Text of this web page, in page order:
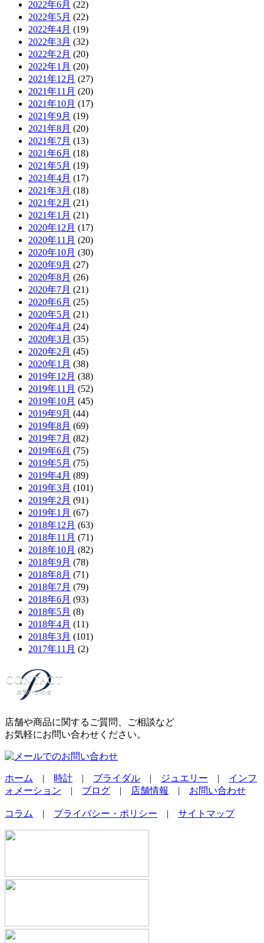
2022年6月 (22)
2022年5月 (22)
2022年4月 (19)
2022年3月 (32)
2022年2月 (20)
2022年1月 (20)
2021年12月 (27)
2021年11月 (20)
2021年10月 (17)
2021年9月 (19)
2021年8月 (20)
2021年7月 (13)
2021年6月 (18)
2021年5月 (19)
2021年4月 (17)
2021年3月 (18)
2021年2月 (21)
2021年1月 (21)
2020年12月 (17)
2020年11月 (20)
2020年10月 (30)
2020年9月 (27)
2020年8月 (26)
2020年7月 (21)
2020年6月 (25)
2020年5月 (21)
2020年4月 (24)
2020年3月 (35)
2020年2月 (45)
2020年1月 (38)
2019年12月 (38)
2019年11月 (52)
2019年10月 (45)
2019年9月 (44)
2019年8月 (69)
2019年7月 (82)
2019年6月 (75)
2019年5月 (75)
2019年4月 (89)
2019年3月 (101)
2019年2月 (91)
2019年1月 (67)
2018年12月 (63)
2018年11月 (71)
2018年10月 (82)
2018年9月 (78)
2018年8月 (71)
2018年7月 (79)
2018年6月 (93)
2018年5月 (8)
2018年4月 (11)
2018年3月 (101)
2017年11月 (2)
店舗や商品に関するご質問、ご相談など
お気軽にお問い合わせください。
ホーム | 時計 | ブライダル | ジュエリー | インフ
ォメーション | ブログ | 店舗情報 | お問い合わせ
コラム | プライバシー・ポリシー | サイトマップ